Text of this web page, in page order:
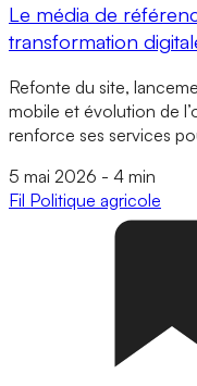
Le média de
transformation
Refonte du site,
mobile et évolution de
renforce ses services
5 mai 2026 - 4 min
Fil Politique agricole